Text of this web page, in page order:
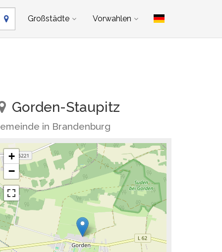
Großstädte Vorwahlen
Gorden-Staupitz
in Brandenburg
+
−